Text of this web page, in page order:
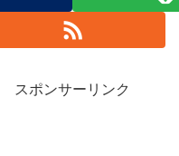
スポンサーリンク